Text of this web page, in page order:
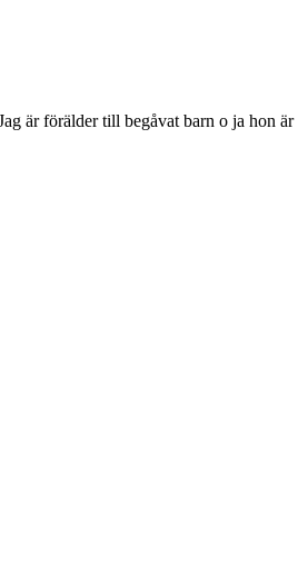
är förälder till begåvat barn o ja hon är